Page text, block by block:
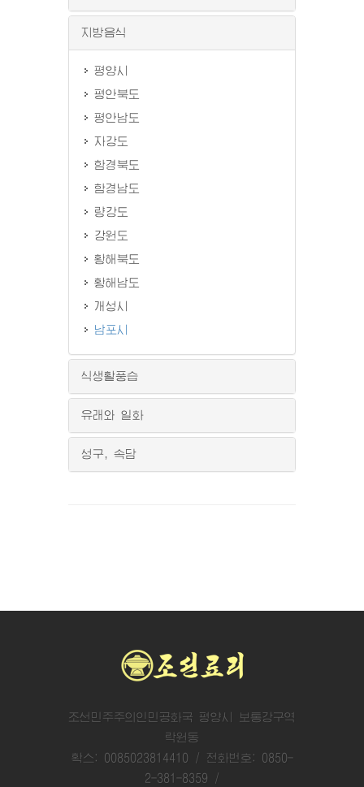
지방음식
평양시
평안북도
평안남도
자강도
함경북도
함경남도
량강도
강원도
황해북도
황해남도
개성시
남포시
식생활풍습
유래와 일화
성구, 속담
조선민주주의인민공화국 평양시 보통강구역
락원동
확스: 0085023814410 / 전화번호: 0850-
2-381-8359 /